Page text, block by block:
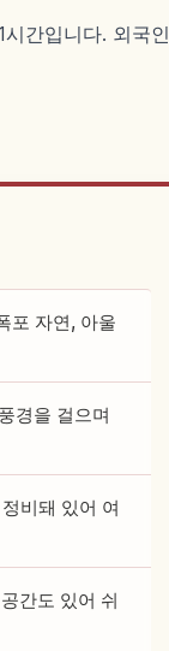
간입니다. 외국인
포 자연, 아울
경을 걸으며
비돼 있어 여
간도 있어 쉬